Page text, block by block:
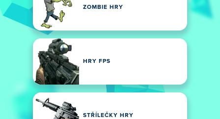
ZOMBIE HRY
HRY FPS
STŘÍLEČKY HRY